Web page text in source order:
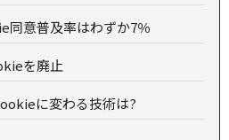
同意普及率はわずか7％
を廃止
に変わる技術は?